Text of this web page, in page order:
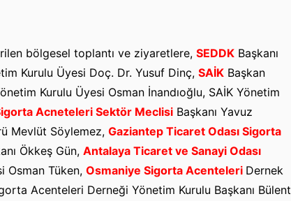
bölgesel toplantı ve ziyaretlere, SEDDK Başkanı
Kurulu Üyesi Doç. Dr. Yusuf Dinç, SAİK Başkan
Kurulu Üyesi Osman İnandıoğlu, SAİK Yönetim
Acneteleri Sektör Meclisi Başkanı Yavuz
Mevlüt Söylemez, Gaziantep Ticaret Odası Sigorta
Ökkeş Gün, Antalaya Ticaret ve Sanayi Odası
Osman Tüken, Osmaniye Sigorta Acenteleri Dernek
Acenteleri Derneği Yönetim Kurulu Başkanı Bülent